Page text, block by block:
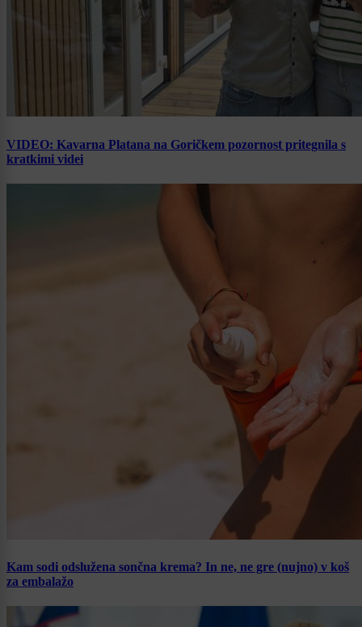
VIDEO: Kavarna Platana na Goričkem pozornost pritegnila s
kratkimi videi
Kam sodi odslužena sončna krema? In ne, ne gre (nujno) v koš
za embalažo